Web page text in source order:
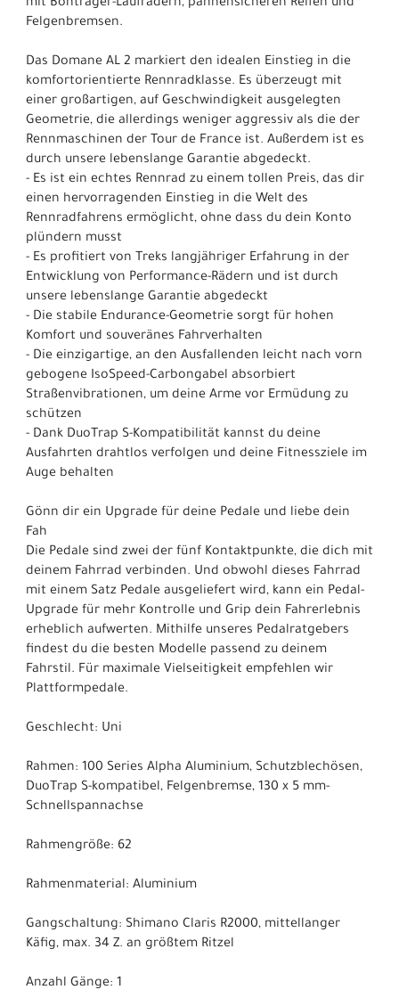
mit Bontrager-Laufrädern, pannensicheren Reifen und
Felgenbremsen.
Das Domane AL 2 markiert den idealen Einstieg in die
komfortorientierte Rennradklasse. Es überzeugt mit
einer großartigen, auf Geschwindigkeit ausgelegten
Geometrie, die allerdings weniger aggressiv als die der
Rennmaschinen der Tour de France ist. Außerdem ist es
durch unsere lebenslange Garantie abgedeckt.
- Es ist ein echtes Rennrad zu einem tollen Preis, das dir
einen hervorragenden Einstieg in die Welt des
Rennradfahrens ermöglicht, ohne dass du dein Konto
plündern musst
- Es profitiert von Treks langjähriger Erfahrung in der
Entwicklung von Performance-Rädern und ist durch
unsere lebenslange Garantie abgedeckt
- Die stabile Endurance-Geometrie sorgt für hohen
Komfort und souveränes Fahrverhalten
- Die einzigartige, an den Ausfallenden leicht nach vorn
gebogene IsoSpeed-Carbongabel absorbiert
Straßenvibrationen, um deine Arme vor Ermüdung zu
schützen
- Dank DuoTrap S-Kompatibilität kannst du deine
Ausfahrten drahtlos verfolgen und deine Fitnessziele im
Auge behalten
Gönn dir ein Upgrade für deine Pedale und liebe dein
Fah
Die Pedale sind zwei der fünf Kontaktpunkte, die dich mit
deinem Fahrrad verbinden. Und obwohl dieses Fahrrad
mit einem Satz Pedale ausgeliefert wird, kann ein Pedal-
Upgrade für mehr Kontrolle und Grip dein Fahrerlebnis
erheblich aufwerten. Mithilfe unseres Pedalratgebers
findest du die besten Modelle passend zu deinem
Fahrstil. Für maximale Vielseitigkeit empfehlen wir
Plattformpedale.
Geschlecht: Uni
Rahmen: 100 Series Alpha Aluminium, Schutzblechösen,
DuoTrap S-kompatibel, Felgenbremse, 130 x 5 mm-
Schnellspannachse
Rahmengröße: 62
Rahmenmaterial: Aluminium
Gangschaltung: Shimano Claris R2000, mittellanger
Käfig, max. 34 Z. an größtem Ritzel
Anzahl Gänge: 1